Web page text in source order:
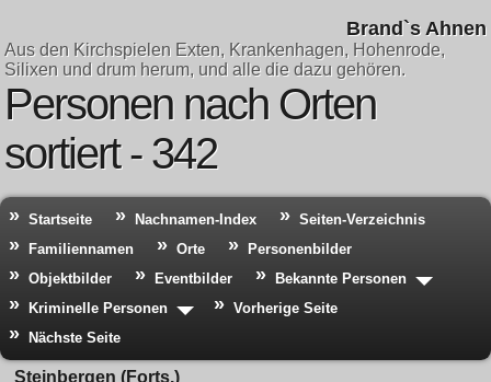
Brand`s Ahnen
Aus den Kirchspielen Exten, Krankenhagen, Hohenrode,
Silixen und drum herum, und alle die dazu gehören.
Personen nach Orten
sortiert - 342
Startseite Nachnamen-Index
Seiten-Verzeichnis
Familiennamen
Orte
Personenbilder
Objektbilder
Eventbilder
Bekannte Personen
Kriminelle Personen
Vorherige Seite
Nächste Seite
Steinbergen (Forts.)